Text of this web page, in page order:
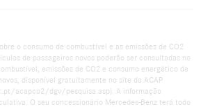
o consumo de combustível e as emissões de CO2
de passageiros novos poderão ser consultadas no
emissões de CO2 e consumo energético de
disponível gratuitamente no site da ACAP
acapco2/dgv/pesquisa.asp). A informação
O seu concessionário Mercedes-Benz terá todo